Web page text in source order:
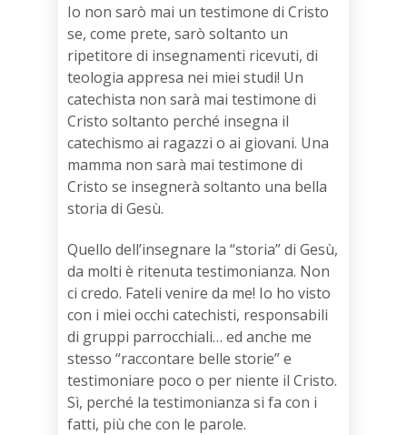
Io non sarò mai un testimone di Cristo
se, come prete, sarò soltanto un
ripetitore di insegnamenti ricevuti, di
teologia appresa nei miei studi! Un
catechista non sarà mai testimone di
Cristo soltanto perché insegna il
catechismo ai ragazzi o ai giovani. Una
mamma non sarà mai testimone di
Cristo se insegnerà soltanto una bella
storia di Gesù.
Quello dell’insegnare la “storia” di Gesù,
da molti è ritenuta testimonianza. Non
ci credo. Fateli venire da me! Io ho visto
con i miei occhi catechisti, responsabili
di gruppi parrocchiali… ed anche me
stesso “raccontare belle storie” e
testimoniare poco o per niente il Cristo.
Sì, perché la testimonianza si fa con i
fatti, più che con le parole.